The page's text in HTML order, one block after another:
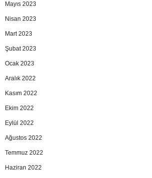
Mayıs 2023
Nisan 2023
Mart 2023
Şubat 2023
Ocak 2023
Aralık 2022
Kasım 2022
Ekim 2022
Eylül 2022
Ağustos 2022
Temmuz 2022
Haziran 2022